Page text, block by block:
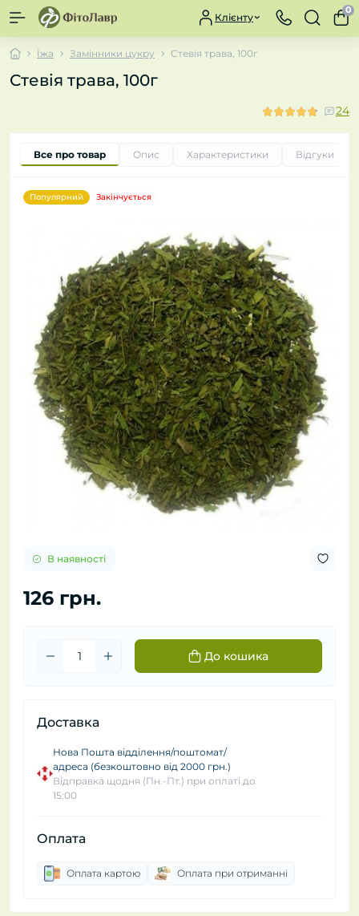
Клієнту
0
Їжа Замінники цукру Стевія трава, 100г
Стевія трава, 100г
24
Все про товар Опис Характеристики Відгуки
Популярний Закінчується
В наявності
126 грн.
До кошика
Доставка
Нова Пошта відділення/поштомат/
адреса (безкоштовно від 2000 грн.)
Відправка щодня (Пн.-Пт.) при оплаті до
15:00
Оплата
Оплата картою Оплата при отриманні